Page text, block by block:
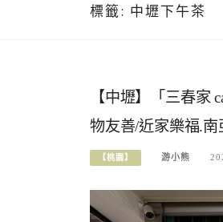
標籤: 中壢下午茶
【中壢】「三春家
物友善/近家樂福.南
【桃園】 游小熊